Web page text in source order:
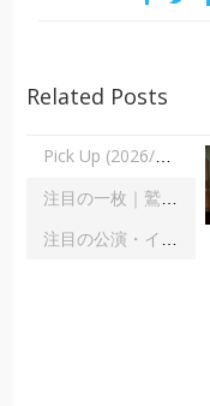
Related Posts
Pick Up (2026/5/15)｜調布国際音楽祭2026 権代敦彦 オペラ《ZEN》｜長澤直子
注目の一枚｜鷲宮美幸「舞踊の彼方へ」｜齋藤俊夫